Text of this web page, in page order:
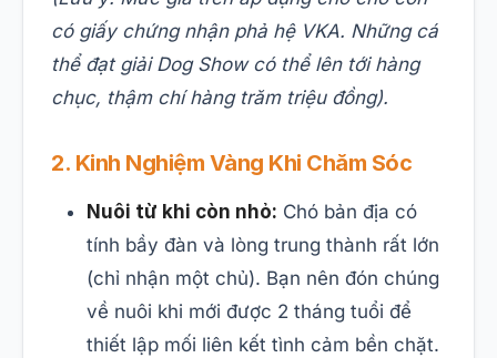
có giấy chứng nhận phả hệ VKA. Những cá
thể đạt giải Dog Show có thể lên tới hàng
chục, thậm chí hàng trăm triệu đồng).
2. Kinh Nghiệm Vàng Khi Chăm Sóc
Nuôi từ khi còn nhỏ: Chó bản địa có
tính bầy đàn và lòng trung thành rất lớn
(chỉ nhận một chủ). Bạn nên đón chúng
về nuôi khi mới được 2 tháng tuổi để
thiết lập mối liên kết tình cảm bền chặt.